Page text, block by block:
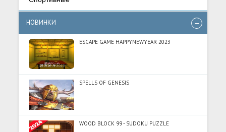
НОВИНКИ
ESCAPE GAME HAPPYNEWYEAR 2023
SPELLS OF GENESIS
WOOD BLOCK 99 - SUDOKU PUZZLE